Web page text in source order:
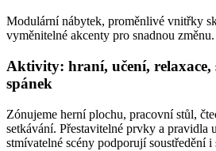
Modulární nábytek, proměnlivé vnitřky
vyměnitelné akcenty pro snadnou změnu.
Aktivity: hraní, učení, relaxace,
spánek
Zónujeme herní plochu, pracovní stůl,
setkávání. Přestavitelné prvky a pravidla
stmívatelné scény podporují soustředění i